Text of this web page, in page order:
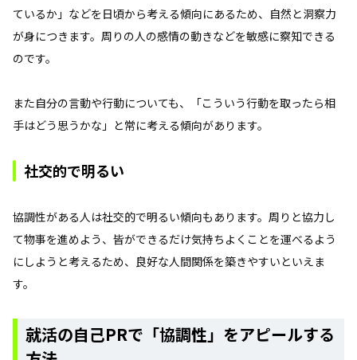
ているか」などを日頃から考える傾向にあるため、自然と洞察力
が身につきます。周りの人の感情の動きなどを敏感に察知できる
のです。
また自分の言動や行動についても、「こういう行動を取ったら相
手はどう思うかな」と常に考える傾向があります。
社交的で明るい
協調性がある人は社交的で明るい傾向もあります。周りと協力し
て物事を進めよう、皆ができるだけ気持ちよくことを運べるよう
にしようと考えるため、良好な人間関係を築きやすいといえま
す。
就活の自己PRで「協調性」をアピールする